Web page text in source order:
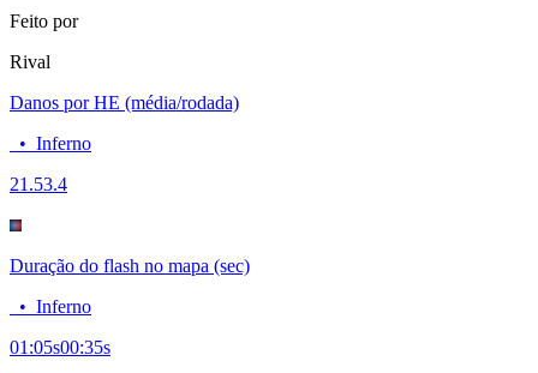
Feito por
Rival
Danos por HE (média/rodada)
• Inferno
21.53.4
Duração do flash no mapa (sec)
• Inferno
01:05s00:35s